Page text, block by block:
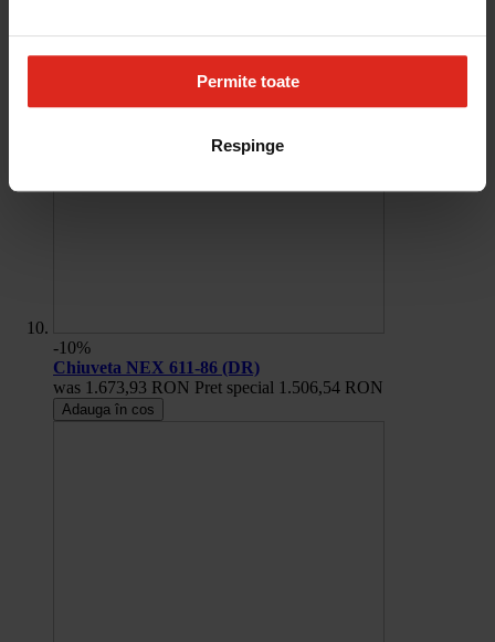
Permite toate
Respinge
-10%
Chiuveta NEX 611-86 (DR)
was 1.673,93 RON Pret special 1.506,54 RON
Adauga în cos